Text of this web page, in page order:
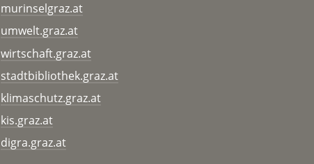
murinselgraz.at
umwelt.graz.at
wirtschaft.graz.at
stadtbibliothek.graz.at
klimaschutz.graz.at
kis.graz.at
digra.graz.at